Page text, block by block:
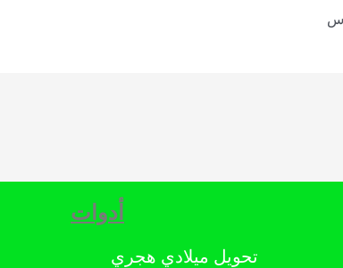
أدوات
تحويل ميلادي هجري